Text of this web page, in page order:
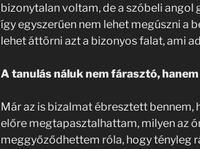
bizonytalan voltam, de a szóbeli angol
így egyszerűen nem lehet megúszni a
lehet áttörni azt a bizonyos falat, ami
A tanulás náluk nem fárasztó,
Már az is bizalmat ébresztett bennem,
előre megtapasztalhattam, milyen az
meggyőződhettem róla, hogy tényleg